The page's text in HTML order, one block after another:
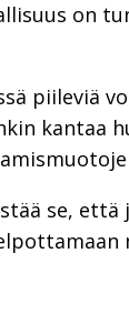
on
piileviä
kantaa
se,